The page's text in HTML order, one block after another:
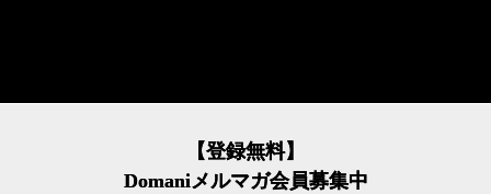
【登録無料】
Domaniメルマガ会員募集中